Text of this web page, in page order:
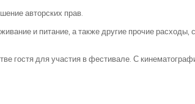
авторских прав.
и питание, а также другие прочие расходы,
гостя для участия в фестивале. С